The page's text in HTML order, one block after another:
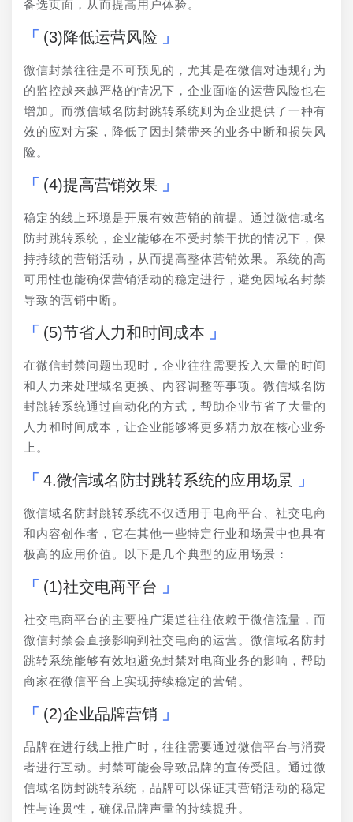
备选页面，从而提高用户体验。
(3)降低运营风险
微信封禁往往是不可预见的，尤其是在微信对违规行为
的监控越来越严格的情况下，企业面临的运营风险也在
增加。而微信域名防封跳转系统则为企业提供了一种有
效的应对方案，降低了因封禁带来的业务中断和损失风
险。
(4)提高营销效果
稳定的线上环境是开展有效营销的前提。通过微信域名
防封跳转系统，企业能够在不受封禁干扰的情况下，保
持持续的营销活动，从而提高整体营销效果。系统的高
可用性也能确保营销活动的稳定进行，避免因域名封禁
导致的营销中断。
(5)节省人力和时间成本
在微信封禁问题出现时，企业往往需要投入大量的时间
和人力来处理域名更换、内容调整等事项。微信域名防
封跳转系统通过自动化的方式，帮助企业节省了大量的
人力和时间成本，让企业能够将更多精力放在核心业务
上。
4.微信域名防封跳转系统的应用场景
微信域名防封跳转系统不仅适用于电商平台、社交电商
和内容创作者，它在其他一些特定行业和场景中也具有
极高的应用价值。以下是几个典型的应用场景：
(1)社交电商平台
社交电商平台的主要推广渠道往往依赖于微信流量，而
微信封禁会直接影响到社交电商的运营。微信域名防封
跳转系统能够有效地避免封禁对电商业务的影响，帮助
商家在微信平台上实现持续稳定的营销。
(2)企业品牌营销
品牌在进行线上推广时，往往需要通过微信平台与消费
者进行互动。封禁可能会导致品牌的宣传受阻。通过微
信域名防封跳转系统，品牌可以保证其营销活动的稳定
性与连贯性，确保品牌声量的持续提升。